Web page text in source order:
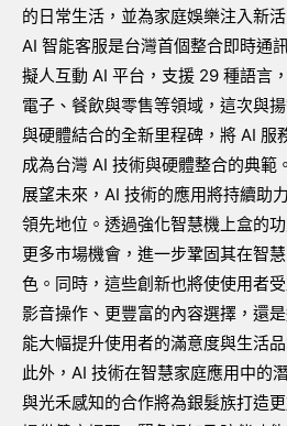
的日常生活，並為家庭娛樂注入新
AI 智能客服是台灣首個整合即時通
擬人互動 AI 平台，支援 29 種語言
電子、餐飲與零售等領域，這次與
與硬體結合的全新里程碑，將 AI 服
成為台灣 AI 技術與硬體整合的典範。
展望未來，AI 技術的應用將持續助
領先地位。透過強化智慧機上盒的
更多市場機會，進一步鞏固其在智
色。同時，這些創新也將使使用者
影音操作、更豐富的內容選擇，還
能大幅提升使用者的滿意度與生活品
此外，AI 技術在智慧家庭應用中的
與光禾感知的合作將為銀髮族打造